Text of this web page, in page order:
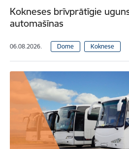
Kokneses brīvprātīgie
automašīnas
06.08.2026. Dome Koknese